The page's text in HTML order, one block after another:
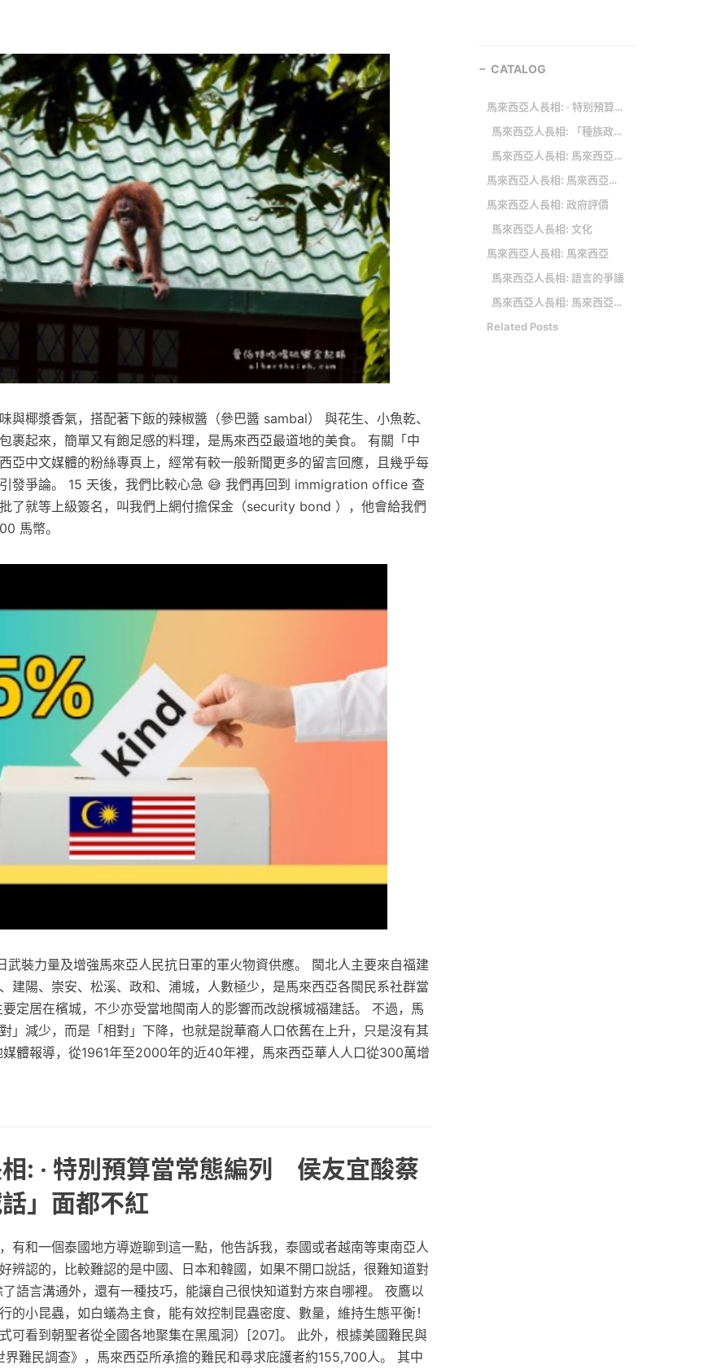
與椰漿香氣，搭配著下飯的辣椒醬（參巴醬 sambal） 與花生、小魚乾、
裹起來，簡單又有飽足感的料理，是馬來西亞最道地的美食。 有關「中
亞中文媒體的粉絲專頁上，經常有較一般新聞更多的留言回應，且幾乎每
發爭論。 15 天後，我們比較心急 😅 我們再回到 immigration office 查
了就等上級簽名，叫我們上網付擔保金（security bond ），他會給我們
馬幣。
武裝力量及增強馬來亞人民抗日軍的軍火物資供應。 閩北人主要來自福建
建陽、崇安、松溪、政和、浦城，人數極少，是馬來西亞各閩民系社群當
定居在檳城，不少亦受當地閩南人的影響而改說檳城福建話。 不過，馬
」減少，而是「相對」下降，也就是說華裔人口依舊在上升，只是沒有其
體報導，從1961年至2000年的近40年裡，馬來西亞華人人口從300萬增
: ‧ 特別預算當常態編列 侯友宜酸蔡
」面都不紅
有和一個泰國地方導遊聊到這一點，他告訴我，泰國或者越南等東南亞人
辨認的，比較難認的是中國、日本和韓國，如果不開口說話，很難知道對
語言溝通外，還有一種技巧，能讓自己很快知道對方來自哪裡。 夜鷹以
的小昆蟲，如白蟻為主食，能有效控制昆蟲密度、數量，維持生態平衡！
可看到朝聖者從全國各地聚集在黑風洞）[207]。 此外，根據美國難民與
難民調查》，馬來西亞所承擔的難民和尋求庇護者約155,700人。 其中
CATALOG
馬來西亞人長相: ‧ 特別預算當常態編列 侯友宜酸蔡英文「講白賊話」面都不紅
馬來西亞人長相: 「種族政治」
馬來西亞人長相: 馬來西亞自由行行前準備篇
馬來西亞人長相: 馬來西亞人長相、馬來人至上、馬來西亞華人在PTT/mobile01評價與討論，在ptt社群跟網路上大家這樣說
馬來西亞人長相: 政府評價
馬來西亞人長相: 文化
馬來西亞人長相: 馬來西亞
馬來西亞人長相: 語言的爭議
馬來西亞人長相: 馬來西亞大學生畢典玩自拍 畢業資格遭凍結
Related Posts